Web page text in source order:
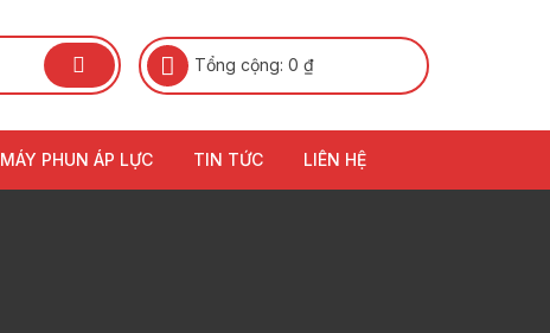
Tổng cộng: 0 ₫
MÁY PHUN ÁP LỰC TIN TỨC LIÊN HỆ